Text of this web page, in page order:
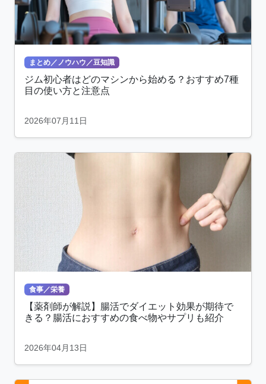
まとめ／ノウハウ／豆知識
ジム初心者はどのマシンから始める？おすすめ7種
目の使い方と注意点
2026年07月11日
食事／栄養
【薬剤師が解説】腸活でダイエット効果が期待で
きる？腸活におすすめの食べ物やサプリも紹介
2026年04月13日